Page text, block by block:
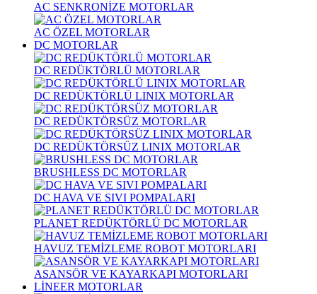
AC SENKRONİZE MOTORLAR
AC ÖZEL MOTORLAR
DC MOTORLAR
DC REDÜKTÖRLÜ MOTORLAR
DC REDÜKTÖRLÜ LINIX MOTORLAR
DC REDÜKTÖRSÜZ MOTORLAR
DC REDÜKTÖRSÜZ LINIX MOTORLAR
BRUSHLESS DC MOTORLAR
DC HAVA VE SIVI POMPALARI
PLANET REDÜKTÖRLÜ DC MOTORLAR
HAVUZ TEMİZLEME ROBOT MOTORLARI
ASANSÖR VE KAYARKAPI MOTORLARI
LİNEER MOTORLAR